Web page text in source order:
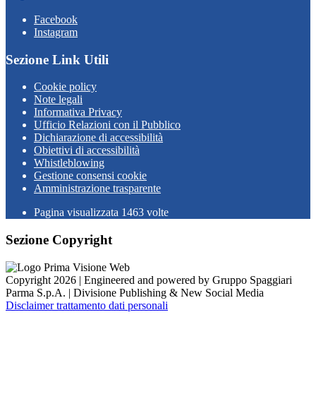
Facebook
Instagram
Sezione Link Utili
Cookie policy
Note legali
Informativa Privacy
Ufficio Relazioni con il Pubblico
Dichiarazione di accessibilità
Obiettivi di accessibilità
Whistleblowing
Gestione consensi cookie
Amministrazione trasparente
Pagina visualizzata 1463 volte
Sezione Copyright
Copyright 2026 | Engineered and powered by Gruppo Spaggiari
Parma S.p.A. | Divisione Publishing & New Social Media
Disclaimer trattamento dati personali